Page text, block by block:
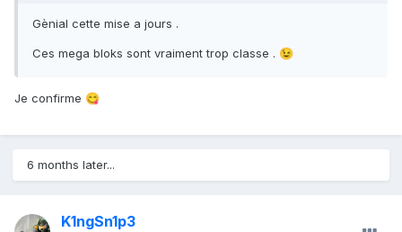
Gènial cette mise a jours .
Ces mega bloks sont vraiment trop classe . 😉
Je confirme 😋
6 months later...
K1ngSn1p3